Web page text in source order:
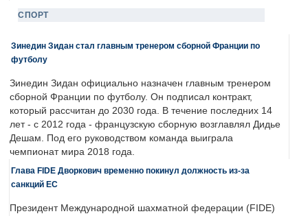
СПОРТ
Зинедин Зидан стал главным тренером сборной Франции по
футболу
Зинедин Зидан официально назначен главным тренером
сборной Франции по футболу. Он подписал контракт,
который рассчитан до 2030 года. В течение последних 14
лет - с 2012 года - французскую сборную возглавлял Дидье
Дешам. Под его руководством команда выиграла
чемпионат мира 2018 года.
Глава FIDE Дворкович временно покинул должность из-за
санкций ЕС
Президент Международной шахматной федерации (FIDE)